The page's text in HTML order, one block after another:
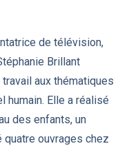
de télévision,
Brillant
aux thématiques
humain. Elle a réalisé
des enfants, un
ouvrages chez